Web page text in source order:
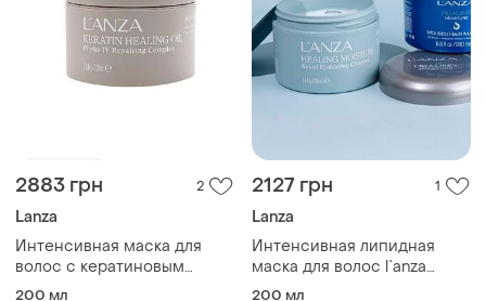
2883 грн 2
Lanza
Интенсивная маска для
волос с кератиновым
эликсиром laanza keratin
200 мл
2127 грн 1
Lanza
Интенсивная липидная
маска для волос l`anza
healing moisture moi moi
200 мл